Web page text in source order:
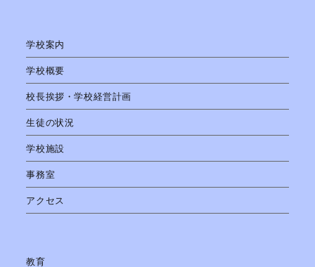
学校案内
学校概要
校長挨拶・学校経営計画
生徒の状況
学校施設
事務室
アクセス
教育